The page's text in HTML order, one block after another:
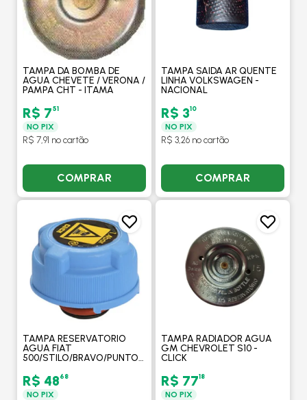
TAMPA DA BOMBA DE
AGUA CHEVETE / VERONA /
PAMPA CHT - ITAMA
R$ 751
NO PIX
R$ 7,91 no cartão
COMPRAR
TAMPA SAIDA AR QUENTE
LINHA VOLKSWAGEN -
NACIONAL
R$ 310
NO PIX
R$ 3,26 no cartão
COMPRAR
TAMPA RESERVATORIO
AGUA FIAT
500/STILO/BRAVO/PUNTO/LINEA/UNO/NOVO
/FIORINO/MOBI/DUCATO/
GRAND SIENA - CLICK
R$ 4868
NO PIX
TAMPA RADIADOR AGUA
GM CHEVROLET S10 -
CLICK
R$ 7718
NO PIX